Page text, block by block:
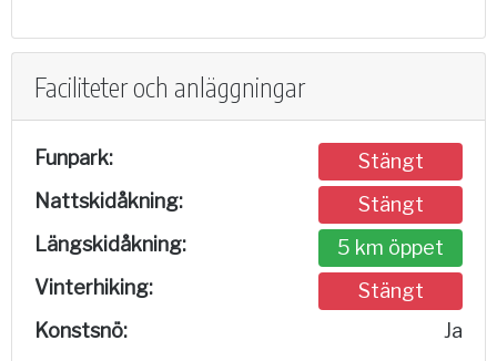
Faciliteter och anläggningar
Funpark:
Stängt
Nattskidåkning:
Stängt
Längskidåkning:
5 km öppet
Vinterhiking:
Stängt
Konstsnö:
Ja